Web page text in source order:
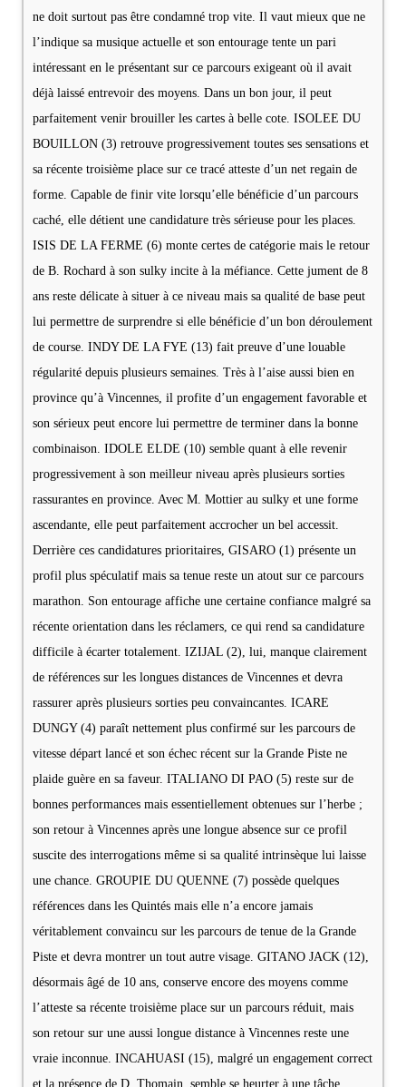
ne doit surtout pas être condamné trop vite. Il vaut mieux que ne
l’indique sa musique actuelle et son entourage tente un pari
intéressant en le présentant sur ce parcours exigeant où il avait
déjà laissé entrevoir des moyens. Dans un bon jour, il peut
parfaitement venir brouiller les cartes à belle cote. ISOLEE DU
BOUILLON (3) retrouve progressivement toutes ses sensations et
sa récente troisième place sur ce tracé atteste d’un net regain de
forme. Capable de finir vite lorsqu’elle bénéficie d’un parcours
caché, elle détient une candidature très sérieuse pour les places.
ISIS DE LA FERME (6) monte certes de catégorie mais le retour
de B. Rochard à son sulky incite à la méfiance. Cette jument de 8
ans reste délicate à situer à ce niveau mais sa qualité de base peut
lui permettre de surprendre si elle bénéficie d’un bon déroulement
de course. INDY DE LA FYE (13) fait preuve d’une louable
régularité depuis plusieurs semaines. Très à l’aise aussi bien en
province qu’à Vincennes, il profite d’un engagement favorable et
son sérieux peut encore lui permettre de terminer dans la bonne
combinaison. IDOLE ELDE (10) semble quant à elle revenir
progressivement à son meilleur niveau après plusieurs sorties
rassurantes en province. Avec M. Mottier au sulky et une forme
ascendante, elle peut parfaitement accrocher un bel accessit.
Derrière ces candidatures prioritaires, GISARO (1) présente un
profil plus spéculatif mais sa tenue reste un atout sur ce parcours
marathon. Son entourage affiche une certaine confiance malgré sa
récente orientation dans les réclamers, ce qui rend sa candidature
difficile à écarter totalement. IZIJAL (2), lui, manque clairement
de références sur les longues distances de Vincennes et devra
rassurer après plusieurs sorties peu convaincantes. ICARE
DUNGY (4) paraît nettement plus confirmé sur les parcours de
vitesse départ lancé et son échec récent sur la Grande Piste ne
plaide guère en sa faveur. ITALIANO DI PAO (5) reste sur de
bonnes performances mais essentiellement obtenues sur l’herbe ;
son retour à Vincennes après une longue absence sur ce profil
suscite des interrogations même si sa qualité intrinsèque lui laisse
une chance. GROUPIE DU QUENNE (7) possède quelques
références dans les Quintés mais elle n’a encore jamais
véritablement convaincu sur les parcours de tenue de la Grande
Piste et devra montrer un tout autre visage. GITANO JACK (12),
désormais âgé de 10 ans, conserve encore des moyens comme
l’atteste sa récente troisième place sur un parcours réduit, mais
son retour sur une aussi longue distance à Vincennes reste une
vraie inconnue. INCAHUASI (15), malgré un engagement correct
et la présence de D. Thomain, semble se heurter à une tâche